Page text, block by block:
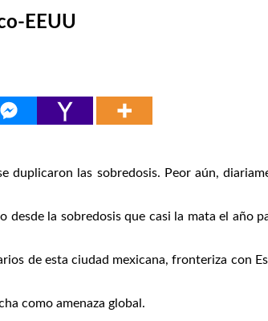
EEUU
duplicaron las sobredosis. Peor aún,
desde la sobredosis que casi la mata el año
de esta ciudad mexicana, fronteriza con
como amenaza global.